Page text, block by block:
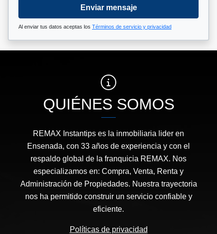
Enviar mensaje
Al enviar tus datos aceptas los Términos de servicio y privacidad
QUIÉNES SOMOS
REMAX Instantips es la inmobiliaria lider en
Ensenada, con 33 años de experiencia y con el
respaldo global de la franquicia REMAX. Nos
especializamos en: Compra, Venta, Renta y
Administración de Propiedades. Nuestra trayectoria
nos ha permitido construir un servicio confiable y
eficiente.
Políticas de privacidad